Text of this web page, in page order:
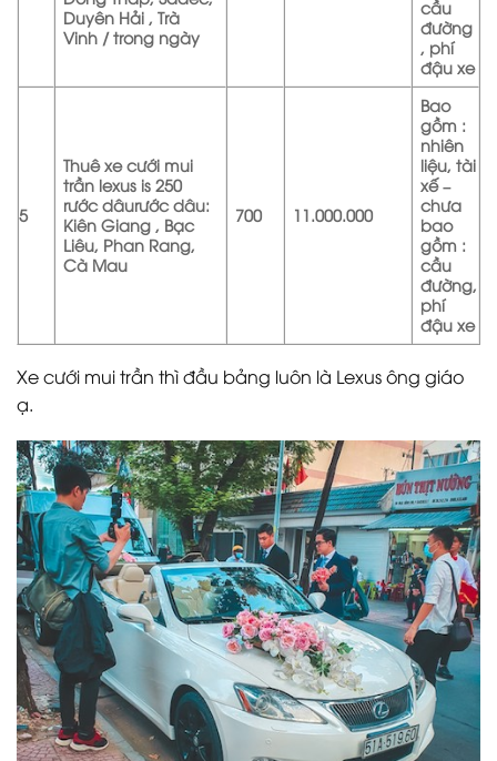
Duyên Hải , Trà
Vinh / trong ngày
cầu
đường
, phí
đậu xe
5
Thuê xe cưới mui
trần lexus is 250
rước dâurước dâu:
Kiên Giang , Bạc
Liêu, Phan Rang,
Cà Mau
700 11.000.000
Bao
gồm :
nhiên
liệu, tài
xế –
chưa
bao
gồm :
cầu
đường,
phí
đậu xe
Xe cưới mui trần thì đầu bảng luôn là Lexus ông giáo
ạ.